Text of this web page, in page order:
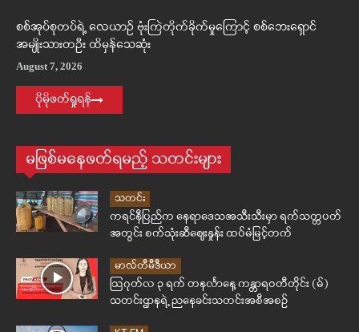
စစ်အုပ်စုတပ်ရဲ့ လေယာဉ် ဗုံးကြဲတိုက်ခိုက်မှုကြောင့် စစ်ဘေးရှောင်
အမျိုးသားတဦး ထိမှန်သေဆုံး
August 7, 2026
ပိုမိုဖတ်ရှုရန်
မဖြစ်မနေဖတ်ရမည့် သတင်းများ
သတင်း
ကရင်နီပြည်က နေရာဒေသအသီးသီးမှာ ရက်သတ္တပတ်
အတွင်း စက်သုံးဆီဈေးနှုန်း ထပ်မံမြင့်တက်
မာလ်တီမီဒီယာ
ဩဂုတ်လ ၃ ရက် တနင်္လာနေ့ ကန္တာရဝတီတိုင်း (မ်)
သတင်းဌာနရဲ့ ညနေခင်းသတင်းအစီအစဉ်